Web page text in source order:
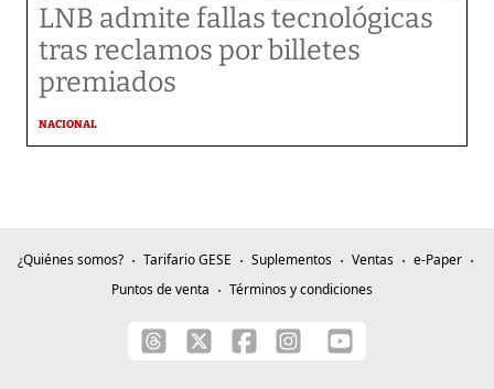
LNB admite fallas tecnológicas
tras reclamos por billetes
premiados
NACIONAL
¿Quiénes somos? Tarifario GESE Suplementos Ventas
e-Paper
Puntos de venta
Términos y condiciones